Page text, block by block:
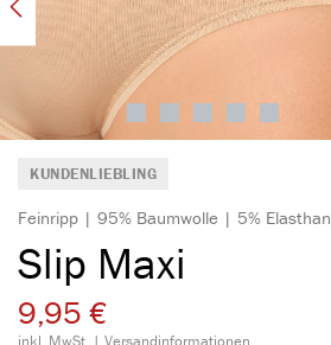
KUNDENLIEBLING
Feinripp | 95% Baumwolle | 5% Elasthan
Slip Maxi
9,95 €
inkl. MwSt. | Versandinformationen